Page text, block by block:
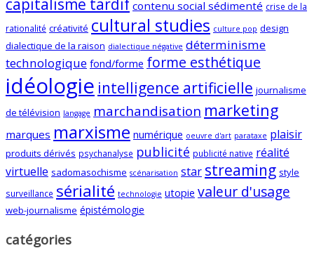
capitalisme tardif contenu social sédimenté crise de la
rationalité créativité cultural studies culture pop design
dialectique de la raison dialectique négative déterminisme
technologique fond/forme forme esthétique
idéologie intelligence artificielle journalisme
de télévision langage marchandisation marketing
marques marxisme numérique oeuvre d'art parataxe plaisir
produits dérivés psychanalyse publicité publicité native réalité
virtuelle sadomasochisme scénarisation star streaming style
surveillance sérialité technologie utopie valeur d'usage
web-journalisme épistémologie
catégories